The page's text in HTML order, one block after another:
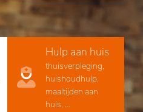
Hulp aan huis
thuisverpleging,
huishoudhulp,
maaltijden aan
huis, ...